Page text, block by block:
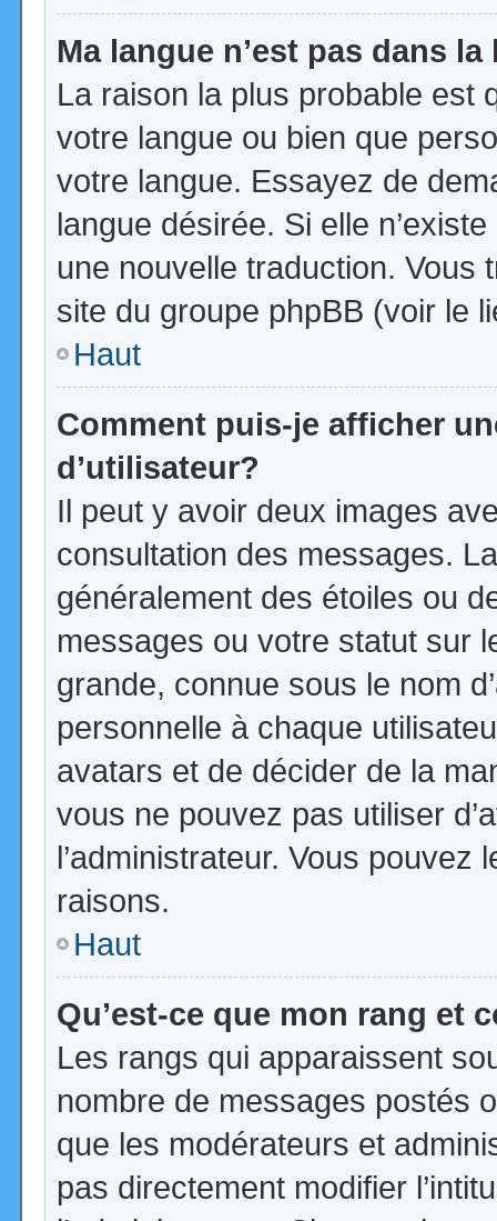
Ma langue n’est pas dans la
La raison la plus probable est
votre langue ou bien que
votre langue. Essayez de
langue désirée. Si elle
une nouvelle traduction. Vous
site du groupe phpBB (voir le
Haut
Comment puis-je afficher
d’utilisateur?
Il peut y avoir deux images
consultation des messages.
généralement des étoiles ou
messages ou votre statut sur
grande, connue sous le nom
personnelle à chaque
avatars et de décider de la
vous ne pouvez pas utiliser
l’administrateur. Vous
raisons.
Haut
Qu’est-ce que mon rang et
Les rangs qui apparaissent
nombre de messages postés
que les modérateurs et
pas directement modifier